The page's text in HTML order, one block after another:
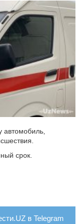
срок.
в Telegram